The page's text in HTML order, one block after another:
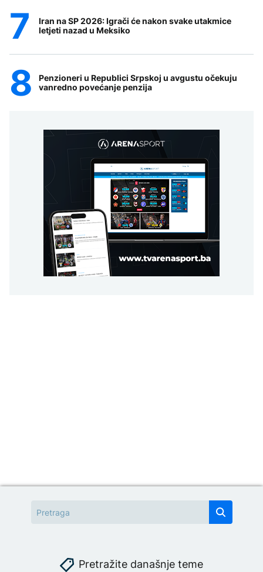
Iran na SP 2026: Igrači će nakon svake utakmice
letjeti nazad u Meksiko
Penzioneri u Republici Srpskoj u avgustu očekuju
vanredno povećanje penzija
Pretražite današnje teme